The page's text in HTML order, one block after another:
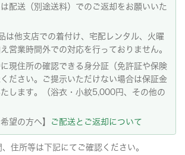
配送（別途送料）でのご返却をお願いいた
は他支店での着付け、宅配レンタル、火曜
営業時間外での対応を行っておりません。
現住所の確認できる身分証（免許証や保険
ださい。ご提示いただけない場合は保証金
します。（浴衣・小紋5,000円、その他の
望の方へ】
ご配送とご返却について
住所等は下記にてご確認ください。